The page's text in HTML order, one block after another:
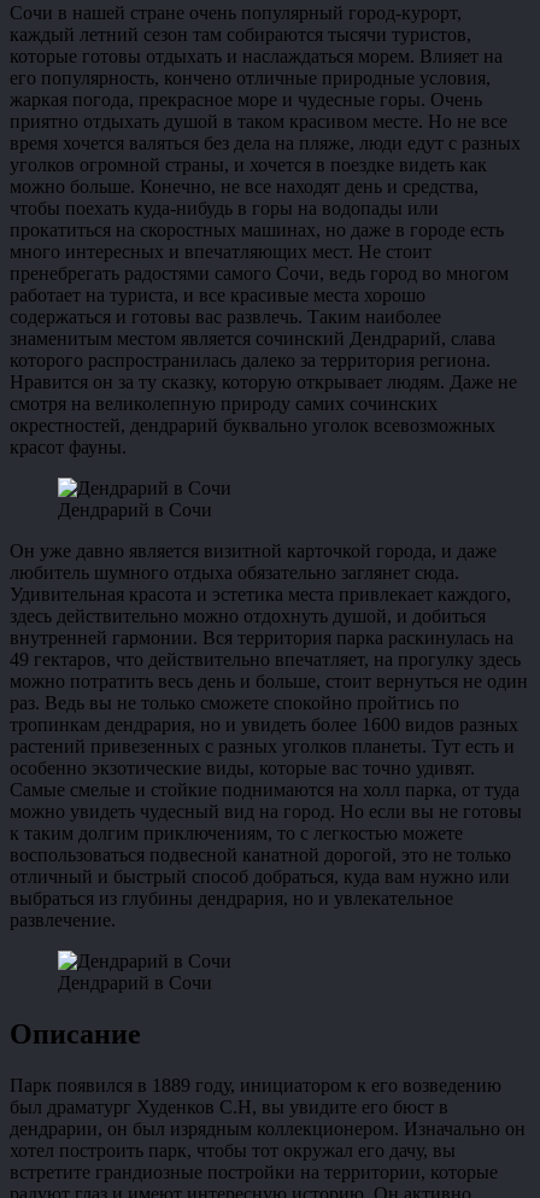
Сочи в нашей стране очень популярный город-курорт,
каждый летний сезон там собираются тысячи туристов,
которые готовы отдыхать и наслаждаться морем. Влияет на
его популярность, кончено отличные природные условия,
жаркая погода, прекрасное море и чудесные горы. Очень
приятно отдыхать душой в таком красивом месте. Но не все
время хочется валяться без дела на пляже, люди едут с разных
уголков огромной страны, и хочется в поездке видеть как
можно больше. Конечно, не все находят день и средства,
чтобы поехать куда-нибудь в горы на водопады или
прокатиться на скоростных машинах, но даже в городе есть
много интересных и впечатляющих мест. Не стоит
пренебрегать радостями самого Сочи, ведь город во многом
работает на туриста, и все красивые места хорошо
содержаться и готовы вас развлечь. Таким наиболее
знаменитым местом является сочинский Дендрарий, слава
которого распространилась далеко за территория региона.
Нравится он за ту сказку, которую открывает людям. Даже не
смотря на великолепную природу самих сочинских
окрестностей, дендрарий буквально уголок всевозможных
красот фауны.
Дендрарий в Сочи
Он уже давно является визитной карточкой города, и даже
любитель шумного отдыха обязательно заглянет сюда.
Удивительная красота и эстетика места привлекает каждого,
здесь действительно можно отдохнуть душой, и добиться
внутренней гармонии. Вся территория парка раскинулась на
49 гектаров, что действительно впечатляет, на прогулку здесь
можно потратить весь день и больше, стоит вернуться не один
раз. Ведь вы не только сможете спокойно пройтись по
тропинкам дендрария, но и увидеть более 1600 видов разных
растений привезенных с разных уголков планеты. Тут есть и
особенно экзотические виды, которые вас точно удивят.
Самые смелые и стойкие поднимаются на холл парка, от туда
можно увидеть чудесный вид на город. Но если вы не готовы
к таким долгим приключениям, то с легкостью можете
воспользоваться подвесной канатной дорогой, это не только
отличный и быстрый способ добраться, куда вам нужно или
выбраться из глубины дендрария, но и увлекательное
развлечение.
Дендрарий в Сочи
Описание
Парк появился в 1889 году, инициатором к его возведению
был драматург Худенков С.Н, вы увидите его бюст в
дендрарии, он был изрядным коллекционером. Изначально он
хотел построить парк, чтобы тот окружал его дачу, вы
встретите грандиозные постройки на территории, которые
радуют глаз и имеют интересную историю. Он активно